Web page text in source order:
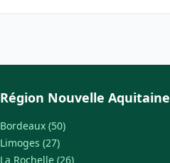
Région Nouvelle Aquitaine
Bordeaux (50)
Limoges (27)
La Rochelle (26)